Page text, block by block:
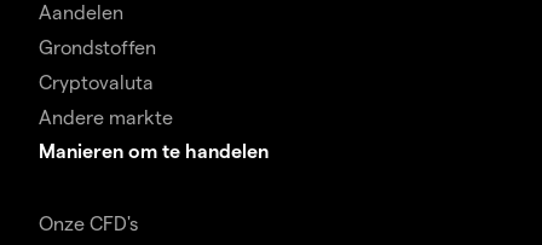
Aandelen
Grondstoffen
Cryptovaluta
Andere markte
Manieren om te handelen
Onze CFD's